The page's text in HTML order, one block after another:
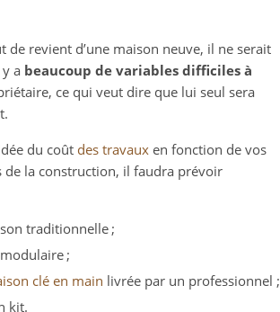
de revient d’une maison neuve, il ne serait
a beaucoup de variables difficiles à
ce qui veut dire que lui seul sera
du coût des travauxen fonction de vos
de la construction, il faudra prévoir
traditionnelle ;
;
clé en main livrée par un professionnel ;
kit.